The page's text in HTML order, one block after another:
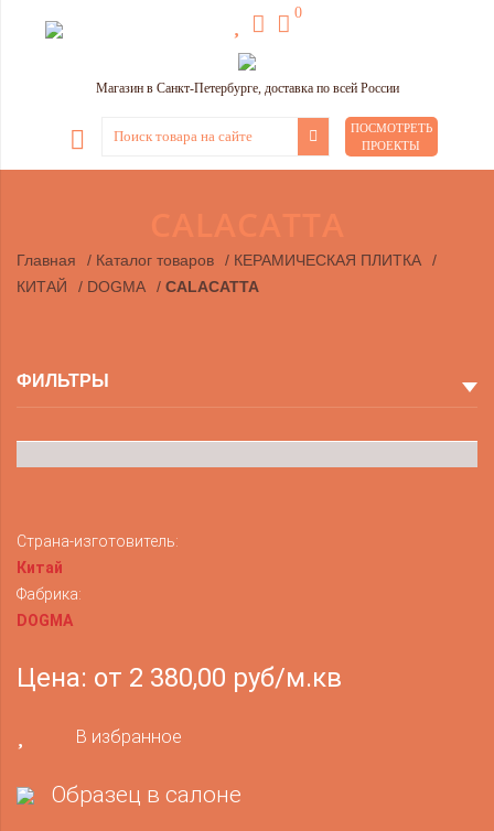
0
Магазин в Санкт-Петербурге, доставка по всей России
ПОСМОТРЕТЬ
ПРОЕКТЫ
Главная / Каталог товаров / КЕРАМИЧЕСКАЯ ПЛИТКА
/
КИТАЙ
/ DOGMA / CALACATTA
ФИЛЬТРЫ
Страна-изготовитель:
Китай
Фабрика:
DOGMA
Цена: от 2 380,00 руб/м.кв
В избранное
Образец в салоне